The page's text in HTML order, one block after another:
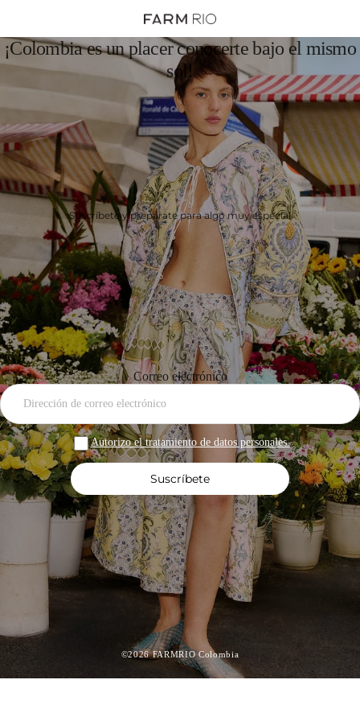
¡Colombia es un placer conocerte bajo el mismo
sol!
Suscríbete y prepárate para algo muy especial
Correo electrónico
Autorizo el tratamiento de datos personales.
Suscríbete
©2026 FARMRIO Colombia